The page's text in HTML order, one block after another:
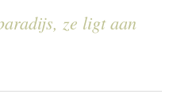
ze ligt aan